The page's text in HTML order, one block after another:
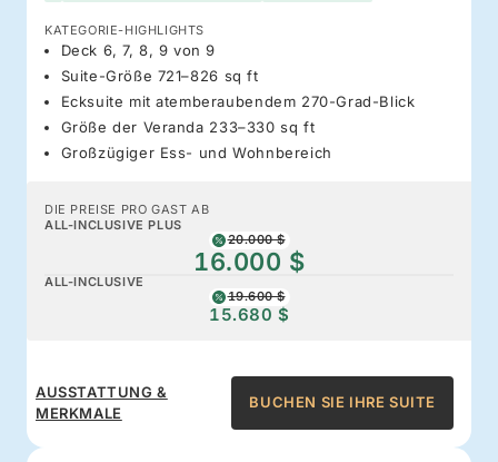
KATEGORIE-HIGHLIGHTS
Deck 6, 7, 8, 9 von 9
Suite-Größe 721–826 sq ft
Ecksuite mit atemberaubendem 270-Grad-Blick
Größe der Veranda 233–330 sq ft
Großzügiger Ess- und Wohnbereich
DIE PREISE PRO GAST AB
ALL-INCLUSIVE PLUS
20.000 $
16.000 $
ALL-INCLUSIVE
19.600 $
15.680 $
AUSSTATTUNG &
MERKMALE
BUCHEN SIE IHRE SUITE